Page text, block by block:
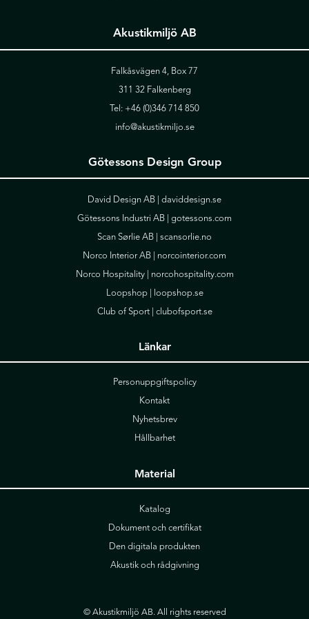
Akustikmiljö AB
Falkåsvägen 4, Box 77
311 32 Falkenberg
Tel: +46 (0)346 714 850
info@akustikmiljo.se
Götessons Design Group
David Design AB | daviddesign.se
Götessons Industri AB | gotessons.com
Scan Sørlie AB | scansorlie.no
Norco Interior AB | norcointerior.com
Norco Hospitality | norcohospitality.com
Loopshop |
loopshop.se
Club of Sport | clubofsport.se
Länkar
Personuppgiftspolicy
Kontakt
Nyhetsbrev
Hållbarhet
Material
Katalog
Dokument och certifikat
Den digitala produkten
Akustik och rådgivning
© Akustikmiljö AB. All rights reserved